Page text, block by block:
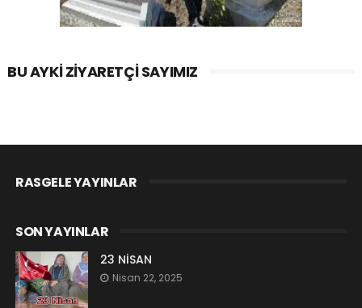
BU AYKI ZIYARETÇI SAYIMIZ
RASGELE YAYINLAR
SON YAYINLAR
23 NİSAN
Nisan 22, 2025